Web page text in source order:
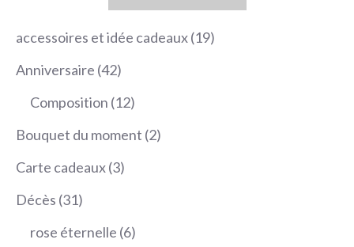
accessoires et idée cadeaux 1919
Anniversaire 4242
produits
Composition 1212
produits
Bouquet du moment 22
Carte cadeaux 33
Décès 3131
produits
rose éternelle 66